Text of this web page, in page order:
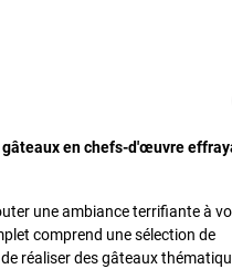
gâteaux en chefs-d'œuvre
une ambiance terrifiante à
comprend une sélection de
réaliser des gâteaux